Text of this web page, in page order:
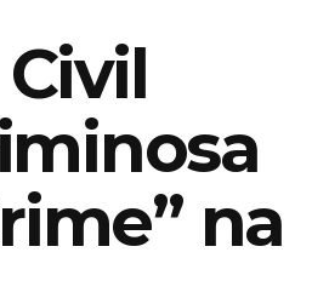
na